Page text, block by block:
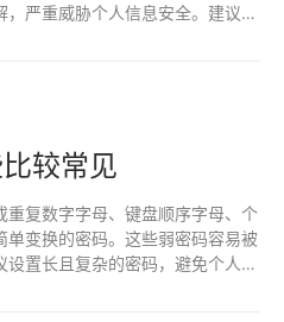
严重威胁个人信息安全。建议设
较常见
重复数字字母、键盘顺序字母、个
单变换的密码。这些弱密码容易被
置长且复杂的密码，避免个人信